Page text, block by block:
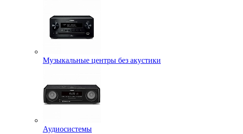
Музыкальные центры без акустики
Аудиосистемы